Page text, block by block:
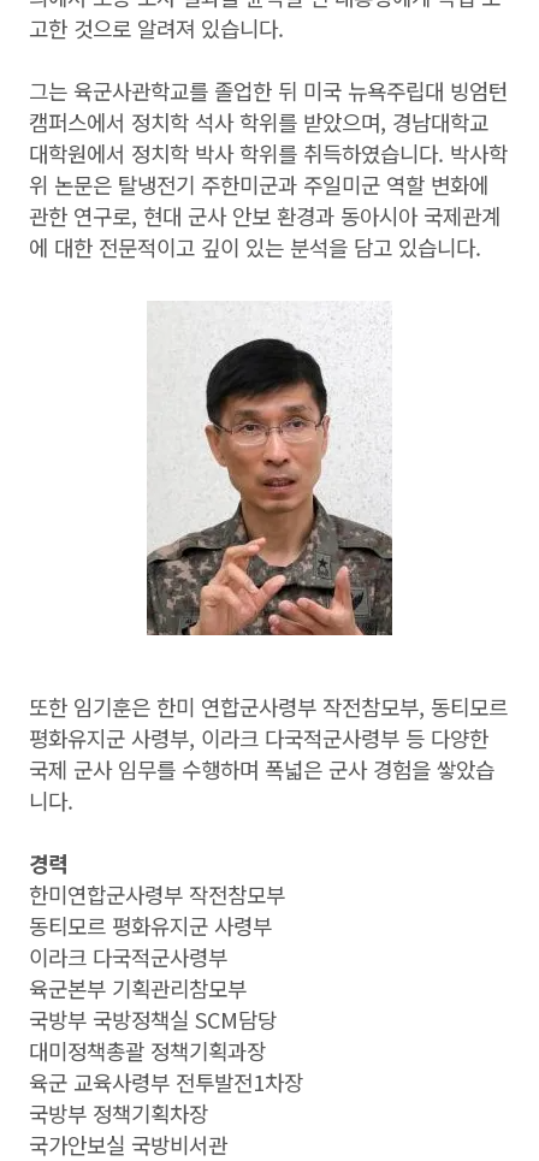
고한 것으로 알려져 있습니다.
그는 육군사관학교를 졸업한 뒤 미국 뉴욕주립대 빙엄턴
캠퍼스에서 정치학 석사 학위를 받았으며, 경남대학교
대학원에서 정치학 박사 학위를 취득하였습니다. 박사학
위 논문은 탈냉전기 주한미군과 주일미군 역할 변화에
관한 연구로, 현대 군사 안보 환경과 동아시아 국제관계
에 대한 전문적이고 깊이 있는 분석을 담고 있습니다.
또한 임기훈은 한미 연합군사령부 작전참모부, 동티모르
평화유지군 사령부, 이라크 다국적군사령부 등 다양한
국제 군사 임무를 수행하며 폭넓은 군사 경험을 쌓았습
니다.
경력
한미연합군사령부 작전참모부
동티모르 평화유지군 사령부
이라크 다국적군사령부
육군본부 기획관리참모부
국방부 국방정책실 SCM담당
대미정책총괄 정책기획과장
육군 교육사령부 전투발전1차장
국방부 정책기획차장
국가안보실 국방비서관